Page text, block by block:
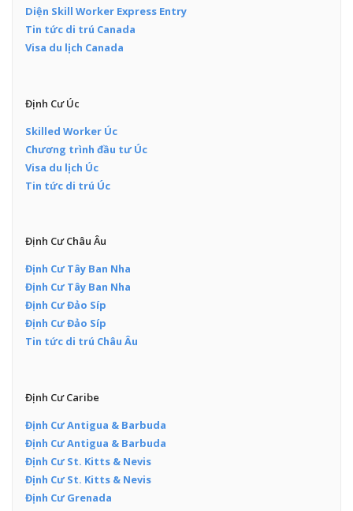
Diện Skill Worker Express Entry
Tin tức di trú Canada
Visa du lịch Canada
Định Cư Úc
Skilled Worker Úc
Chương trình đầu tư Úc
Visa du lịch Úc
Tin tức di trú Úc
Định Cư Châu Âu
Định Cư Tây Ban Nha
Định Cư Tây Ban Nha
Định Cư Đảo Síp
Định Cư Đảo Síp
Tin tức di trú Châu Âu
Định Cư Caribe
Định Cư Antigua & Barbuda
Định Cư Antigua & Barbuda
Định Cư St. Kitts & Nevis
Định Cư St. Kitts & Nevis
Định Cư Grenada